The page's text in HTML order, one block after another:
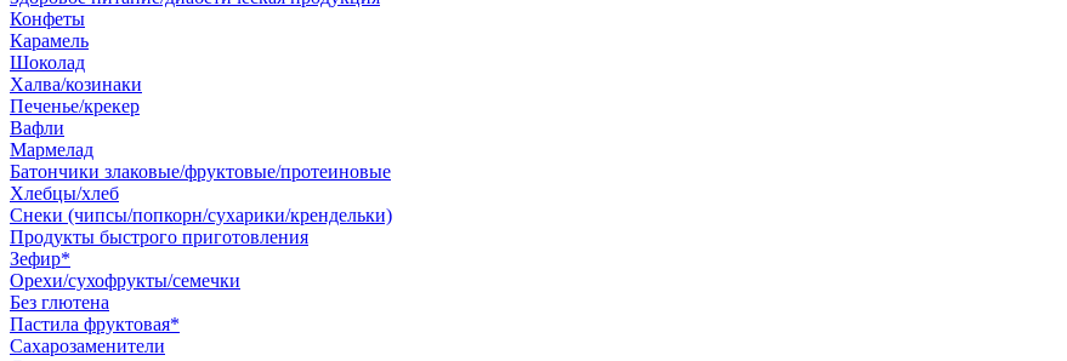
Конфеты
Карамель
Шоколад
Халва/козинаки
Печенье/крекер
Вафли
Мармелад
Батончики злаковые/фруктовые/протеиновые
Хлебцы/хлеб
Снеки (чипсы/попкорн/сухарики/крендельки)
Продукты быстрого приготовления
Зефир*
Орехи/сухофрукты/семечки
Без глютена
Пастила фруктовая*
Сахарозаменители